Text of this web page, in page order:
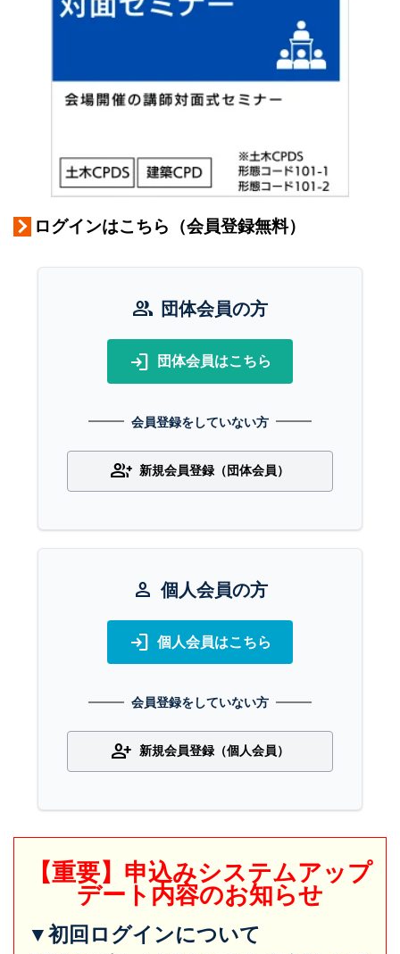
ログインはこちら（会員登録無料）
group 団体会員の方
login 団体会員はこちら
会員登録をしていない方
group_add 新規会員登録（団体会員）
person 個人会員の方
login 個人会員はこちら
会員登録をしていない方
person_add 新規会員登録（個人会員）
【重要】申込みシステムアップ
デート内容のお知らせ
▼初回ログインについて